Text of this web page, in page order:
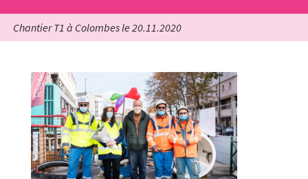
Chantier T1 à Colombes le 20.11.2020